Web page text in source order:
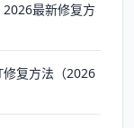
最新修复方
修复方法（2026